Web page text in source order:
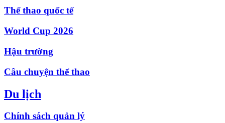
Thể thao quốc tế
World Cup 2026
Hậu trường
Câu chuyện thể thao
Du lịch
Chính sách quản lý